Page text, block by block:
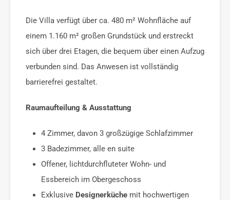
Die Villa verfügt über ca. 480 m² Wohnfläche auf
einem 1.160 m² großen Grundstück und erstreckt
sich über drei Etagen, die bequem über einen Aufzug
verbunden sind. Das Anwesen ist vollständig
barrierefrei gestaltet.
Raumaufteilung & Ausstattung
4 Zimmer, davon 3 großzügige Schlafzimmer
3 Badezimmer, alle en suite
Offener, lichtdurchfluteter Wohn- und
Essbereich im Obergeschoss
Exklusive Designerküche mit hochwertigen